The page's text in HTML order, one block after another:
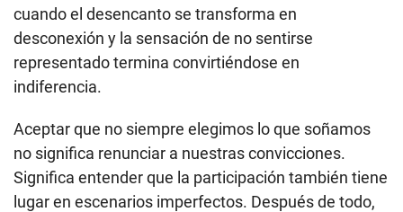
cuando el desencanto se transforma en
desconexión y la sensación de no sentirse
representado termina convirtiéndose en
indiferencia.
Aceptar que no siempre elegimos lo que soñamos
no significa renunciar a nuestras convicciones.
Significa entender que la participación también tiene
lugar en escenarios imperfectos. Después de todo,